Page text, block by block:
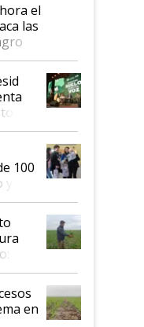
el
las
veo
50100
en